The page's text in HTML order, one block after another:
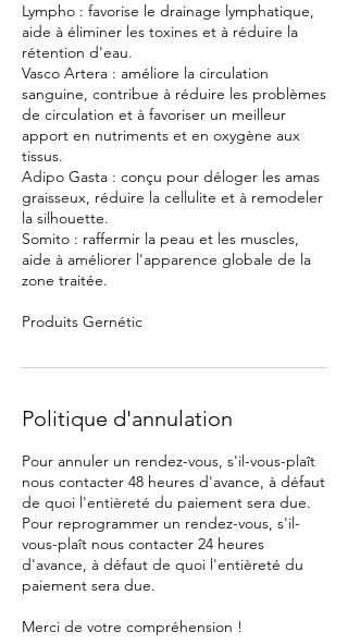
Lympho : favorise le drainage lymphatique,
aide à éliminer les toxines et à réduire la
rétention d'eau.
Vasco Artera : améliore la circulation
sanguine, contribue à réduire les problèmes
de circulation et à favoriser un meilleur
apport en nutriments et en oxygène aux
tissus.
Adipo Gasta : conçu pour déloger les amas
graisseux, réduire la cellulite et à remodeler
la silhouette.
Somito : raffermir la peau et les muscles,
aide à améliorer l'apparence globale de la
zone traitée.
Produits Gernétic
Politique d'annulation
Pour annuler un rendez-vous, s'il-vous-plaît
nous contacter 48 heures d'avance, à défaut
de quoi l'entièreté du paiement sera due.
Pour reprogrammer un rendez-vous, s'il-
vous-plaît nous contacter 24 heures
d'avance, à défaut de quoi l'entièreté du
paiement sera due.
Merci de votre compréhension !